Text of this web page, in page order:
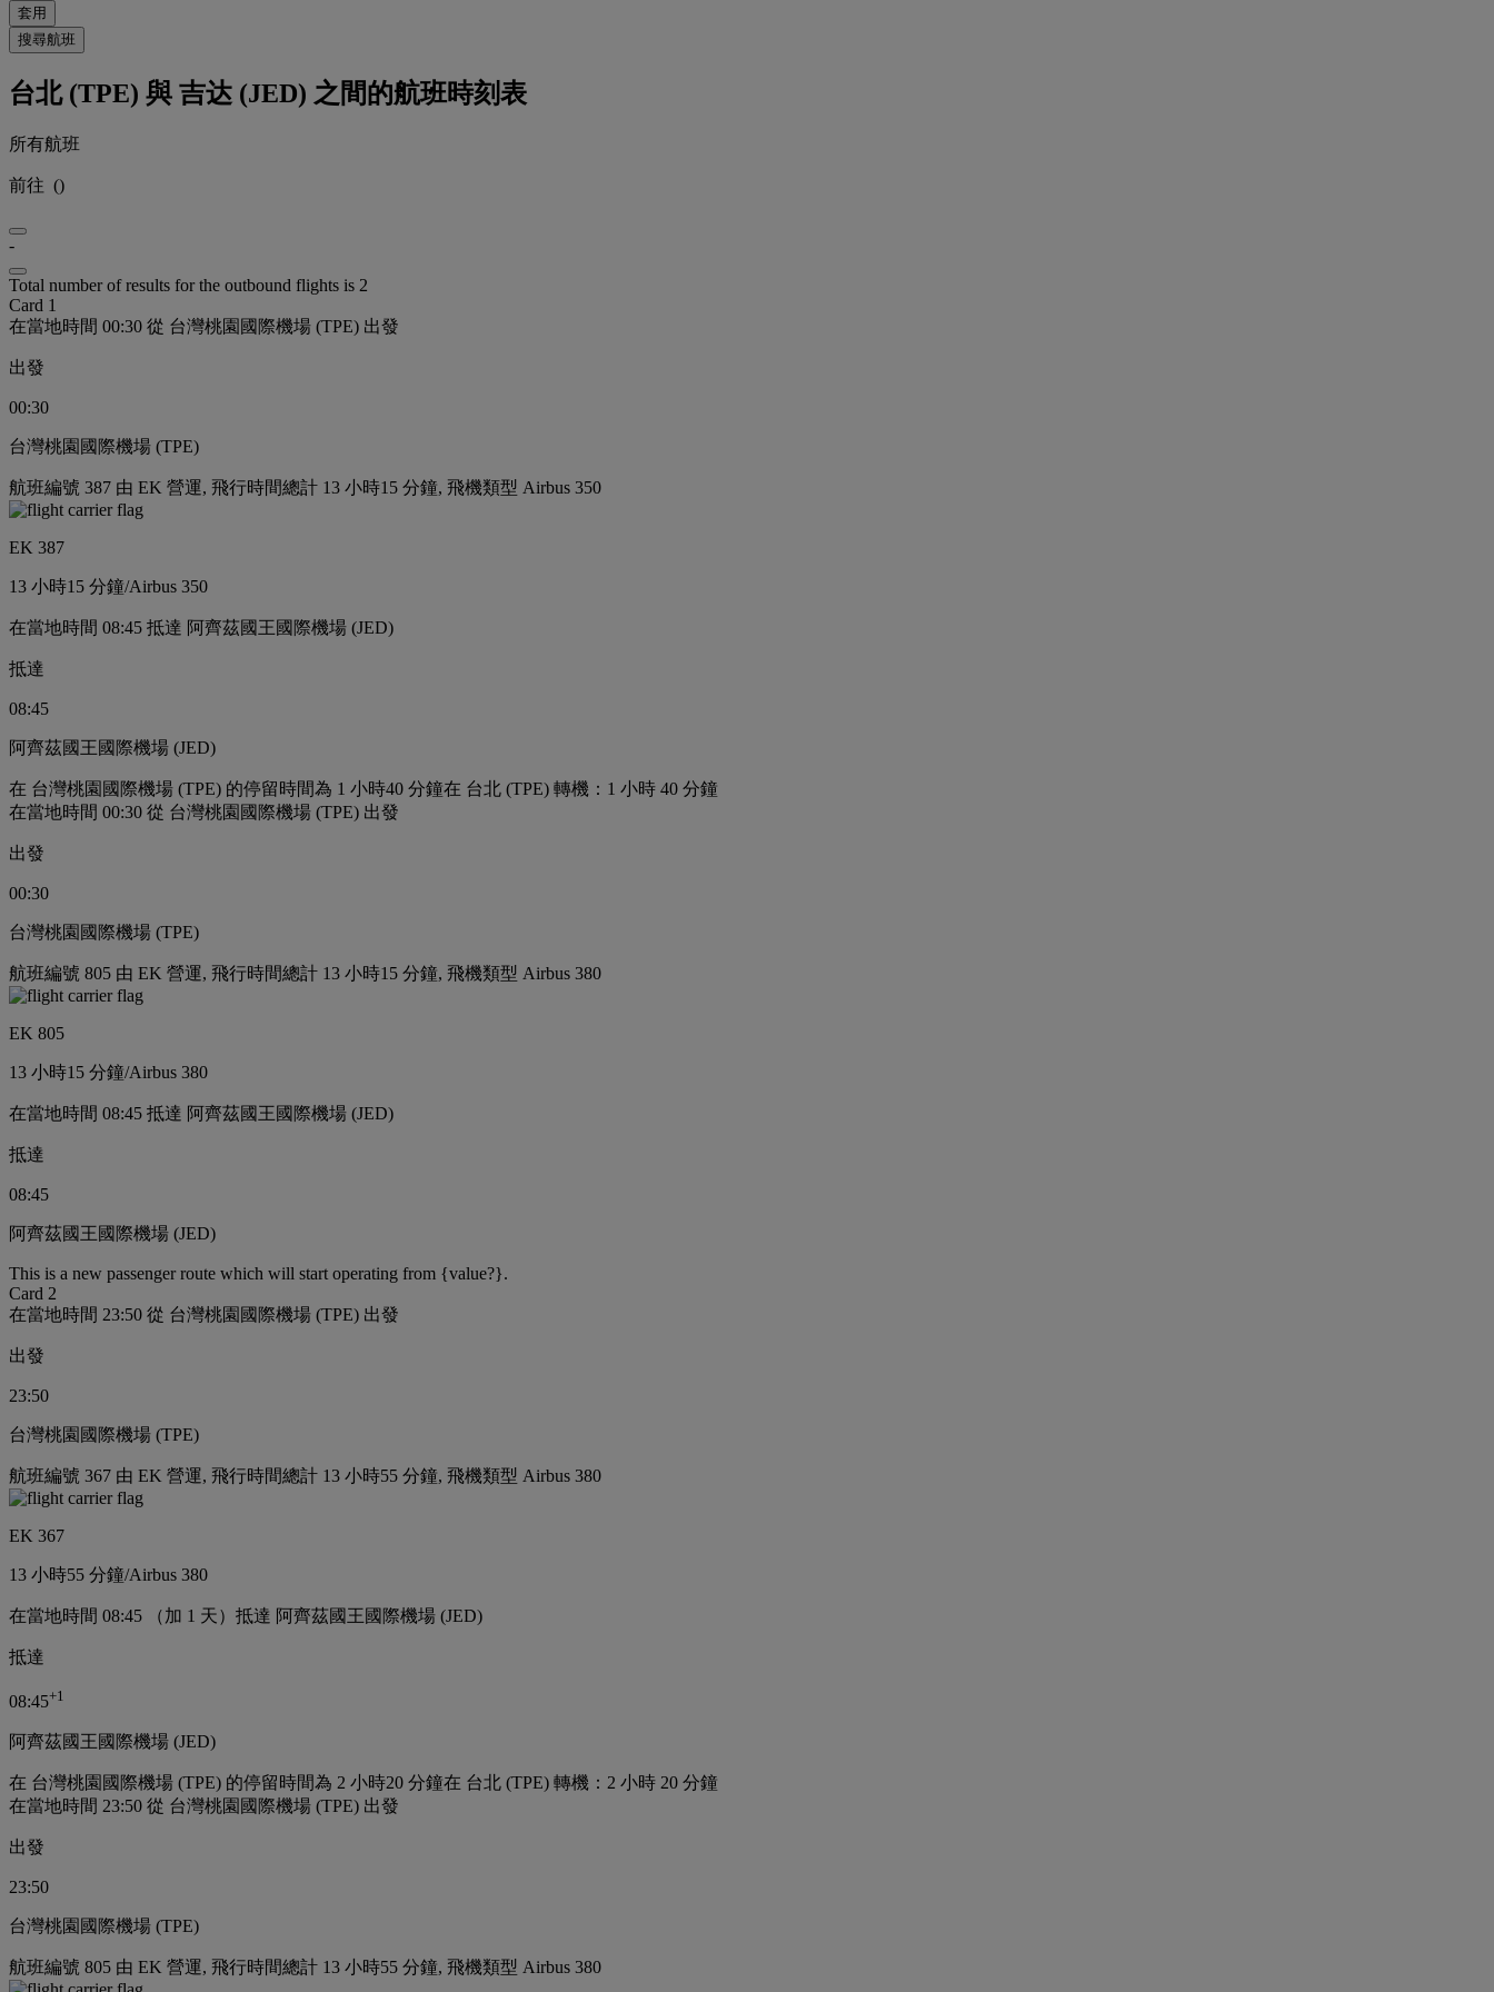
套用
搜尋航班
台北 (TPE) 與 吉达 (JED) 之間的航班時刻表
所有航班
前往 ()
-
Total number of results for the outbound flights is 2
Card 1
在當地時間 00:30 從 台灣桃園國際機場 (TPE) 出發
出發
00:30
台灣桃園國際機場 (TPE)
航班編號 387 由 EK 營運, 飛行時間總計 13 小時15 分鐘, 飛機類型 Airbus 350
EK 387
13 小時15 分鐘/Airbus 350
在當地時間 08:45 抵達 阿齊茲國王國際機場 (JED)
抵達
08:45
阿齊茲國王國際機場 (JED)
在 台灣桃園國際機場 (TPE) 的停留時間為 1 小時40 分鐘在 台北 (TPE) 轉機：1 小時 40 分鐘
在當地時間 00:30 從 台灣桃園國際機場 (TPE) 出發
出發
00:30
台灣桃園國際機場 (TPE)
航班編號 805 由 EK 營運, 飛行時間總計 13 小時15 分鐘, 飛機類型 Airbus 380
EK 805
13 小時15 分鐘/Airbus 380
在當地時間 08:45 抵達 阿齊茲國王國際機場 (JED)
抵達
08:45
阿齊茲國王國際機場 (JED)
This is a new passenger route which will start operating from {value?}.
Card 2
在當地時間 23:50 從 台灣桃園國際機場 (TPE) 出發
出發
23:50
台灣桃園國際機場 (TPE)
航班編號 367 由 EK 營運, 飛行時間總計 13 小時55 分鐘, 飛機類型 Airbus 380
EK 367
13 小時55 分鐘/Airbus 380
在當地時間 08:45 （加 1 天）抵達 阿齊茲國王國際機場 (JED)
抵達
08:45+1
阿齊茲國王國際機場 (JED)
在 台灣桃園國際機場 (TPE) 的停留時間為 2 小時20 分鐘在 台北 (TPE) 轉機：2 小時 20 分鐘
在當地時間 23:50 從 台灣桃園國際機場 (TPE) 出發
出發
23:50
台灣桃園國際機場 (TPE)
航班編號 805 由 EK 營運, 飛行時間總計 13 小時55 分鐘, 飛機類型 Airbus 380